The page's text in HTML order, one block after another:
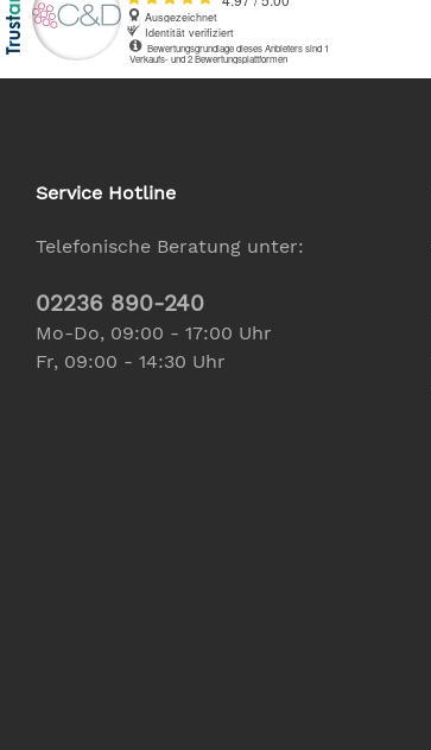
Service Hotline
Telefonische Beratung unter:
02236 890-240
Mo-Do, 09:00 - 17:00 Uhr
Fr, 09:00 - 14:30 Uhr